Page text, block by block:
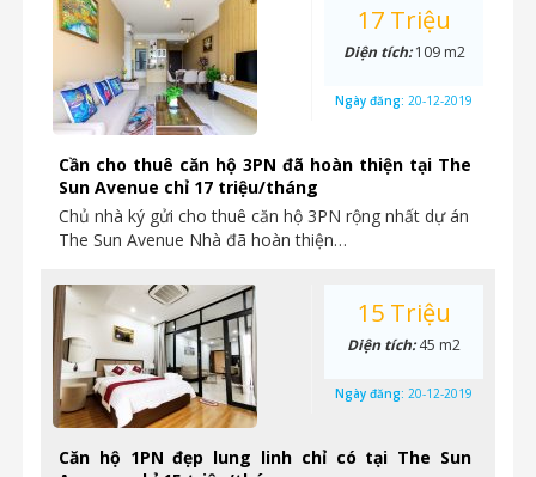
Cần cho thuê căn hộ 3PN đã hoàn thiện tại The
Sun Avenue chỉ 17 triệu/tháng
Chủ nhà ký gửi cho thuê căn hộ 3PN rộng nhất dự án
The Sun Avenue Nhà đã hoàn thiện…
17 Triệu
Diện tích:109 m2
Ngày đăng: 20-12-2019
Căn hộ 1PN đẹp lung linh chỉ có tại The Sun
15 Triệu
Diện tích:45 m2
Ngày đăng: 20-12-2019